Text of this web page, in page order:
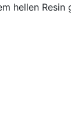
hellen Resin